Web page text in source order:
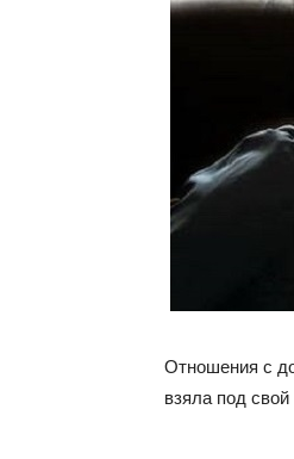
Отношения с
взяла под